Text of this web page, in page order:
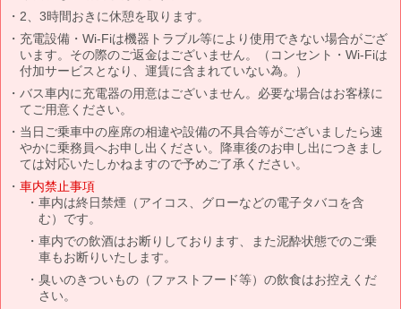
2、3時間おきに休憩を取ります。
充電設備・Wi-Fiは機器トラブル等により使用できない場合がござ
います。その際のご返金はございません。（コンセント・Wi-Fiは
付加サービスとなり、運賃に含まれていない為。）
バス車内に充電器の用意はございません。必要な場合はお客様に
てご用意ください。
当日ご乗車中の座席の相違や設備の不具合等がございましたら速
やかに乗務員へお申し出ください。降車後のお申し出につきまし
ては対応いたしかねますので予めご了承ください。
車内禁止事項
車内は終日禁煙（アイコス、グローなどの電子タバコを含
む）です。
車内での飲酒はお断りしております、また泥酔状態でのご乗
車もお断りいたします。
臭いのきついもの（ファストフード等）の飲食はお控えくだ
さい。